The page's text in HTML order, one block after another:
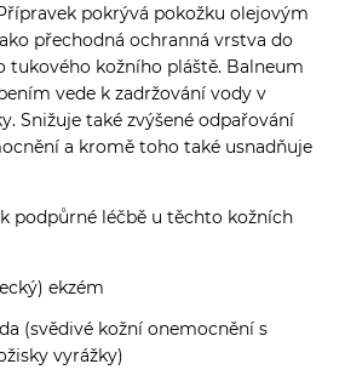
pokrývá pokožku olejovým
přechodná ochranná vrstva do
tukového kožního pláště. Balneum
vede k zadržování vody v
Snižuje také zvýšené odpařování
a kromě toho také usnadňuje
podpůrné léčbě u těchto kožních
ekzém
(svědivé kožní onemocnění s
vyrážky)